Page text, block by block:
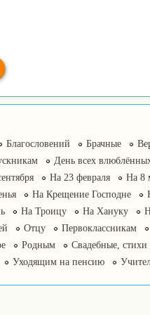
Благословений Брачные
День всех
На 23 февраля На 8
На Крещение Господне
На Троицу На Хануку
Отцу Первоклассникам
Родным Свадебные, стихи
Уходящим на пенсию